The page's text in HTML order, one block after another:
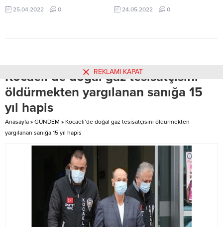
oranlarının arttığı ve veteriner
hekimlerin de sağlıkta şiddet
25.04.2022 0
yaşanan patlama sonrası yangın
çıktı. Fabrikanın üretim kısmında
sayıda itfaiye ekibi ile birlikte
24.05.2022 0
Kocaeli’de doğal gaz tesisatçısını
öldürmekten yargılanan sanığa 15
yıl hapis
Anasayfa » GÜNDEM » Kocaeli’de doğal gaz tesisatçısını öldürmekten
yargılanan sanığa 15 yıl hapis
REKLAMI KAPAT